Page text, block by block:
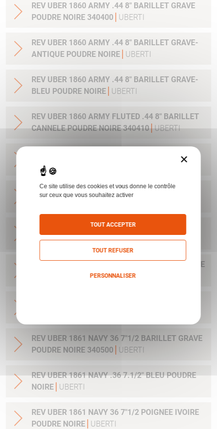
REV UBER 1860 ARMY .44 8" BARILLET GRAVE
POUDRE NOIRE 340400
UBERTI
REV UBER 1860 ARMY .44 8" BARILLET GRAVE-
ANTIQUE POUDRE NOIRE
UBERTI
REV UBER 1860 ARMY .44 8" BARILLET GRAVE-
BLEU POUDRE NOIRE
UBERTI
REV UBER 1860 ARMY FLUTED .44 8" BARILLET
CANNELE POUDRE NOIRE 340410 UBERTI
REV UBER 1860 ARMY FLUTED .44 8" BARILLET
CANNELE-BLEU POUDRE NOIRE
REV UBER 1860 ARMY 44 8" POUDRE NOIRE
REV UBER 1860 ARMY CIVIL .44 8" POUDRE
NOIRE 340480 UBERTI
REV UBER 1860 ARMY CIVIL .44 8" BLEU POUDRE
REV UBER 1861 NAVY 36 7"1/2 BARILLET GRAVE
POUDRE NOIRE 340500
UBERTI
REV UBER 1861 NAVY .36 7.1/2" BLEU POUDRE
NOIRE
UBERTI
REV UBER 1861 NAVY 36 7"1/2 POIGNEE IVOIRE
POUDRE NOIRE
UBERTI
×
Ce site utilise des cookies et vous donne le contrôle
sur ceux que vous souhaitez activer
TOUT ACCEPTER
TOUT REFUSER
PERSONNALISER